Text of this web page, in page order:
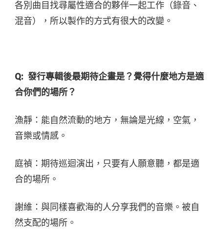
各別曲目找尋屬性適合的夥伴一起工作（錄音、
混音），所以製作的方式有很大的改變。
Q: 發行專輯後最期待企畫是？覺得什麼地方是適
合你們的場所？
漁靜：能自然流動的地方，無論是光線，空氣，
音樂或情感。
庭禎：期待巡迴演出，只要有人願意聽，都是適
合的場所。
謝維：與同樣喜歡海的人分享我們的音樂。被自
然支配的場所。